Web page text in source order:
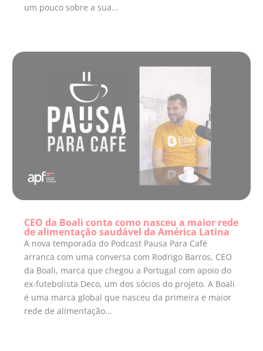
um pouco sobre a sua...
CEO da Boali conta como nasceu a maior rede
de alimentação saudável da América Latina
A nova temporada do Podcast Pausa Para Café
arranca com uma conversa com Rodrigo Barros, CEO
da Boali, marca que chegou a Portugal com apoio do
ex-futebolista Deco, um dos sócios do projeto. A Boali
é uma marca global que nasceu da primeira e maior
rede de alimentação...